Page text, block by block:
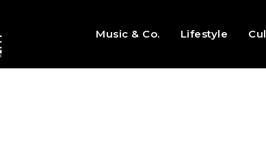
Music & Co. Lifestyle